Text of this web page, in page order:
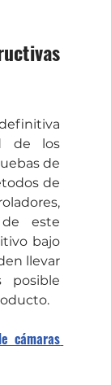
de los
de
de
este
bajo
llevar
posible
cámaras